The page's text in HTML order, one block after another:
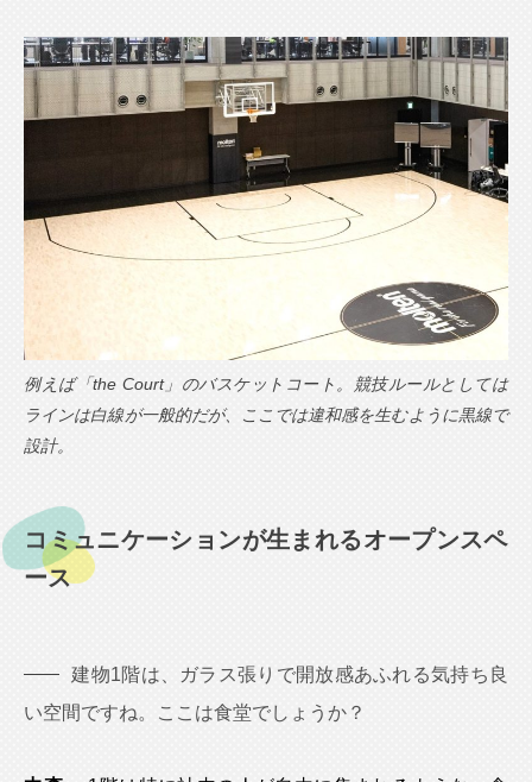
例えば「the Court」のバスケットコート。競技ルールとしては
ラインは白線が一般的だが、ここでは違和感を生むように黒線で
設計。
コミュニケーションが生まれるオープンスペ
ース
建物1階は、ガラス張りで開放感あふれる気持ち良
い空間ですね。ここは食堂でしょうか？